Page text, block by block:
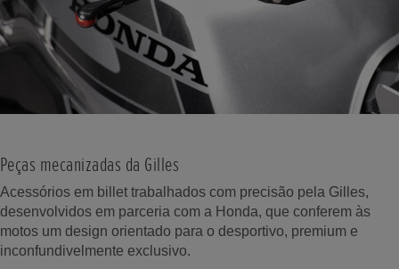
Peças mecanizadas da Gilles
Acessórios em billet trabalhados com precisão pela Gilles,
desenvolvidos em parceria com a Honda, que conferem às
motos um design orientado para o desportivo, premium e
inconfundivelmente exclusivo.